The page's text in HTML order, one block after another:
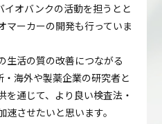
オバンクの活動を担うとと
マーカーの開発も行っていま
生活の質の改善につながる
海外や製薬企業の研究者と
を通じて、より良い検査法・
させたいと思います。